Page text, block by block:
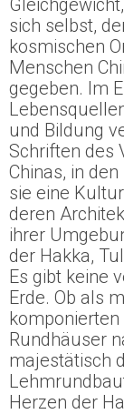
sich selbst,
kosmischen
Menschen
gegeben. Im
und Bildung
Schriften des
Chinas, in
sie eine
deren
ihrer
der Hakka,
Es gibt keine
Erde. Ob als
Rundhäuser
majestätisch
Herzen der